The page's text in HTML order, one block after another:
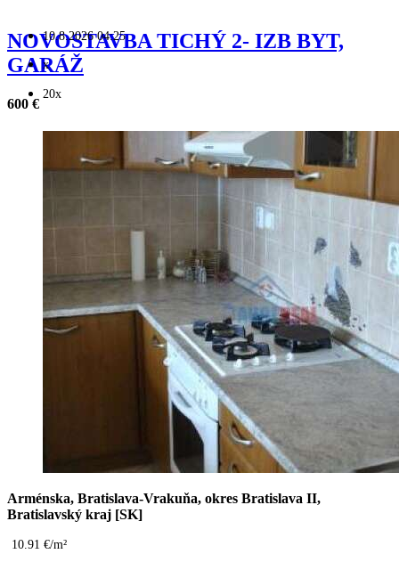
10.8.2026 04:25
x
20x
NOVOSTAVBA TICHÝ 2- IZB BYT,
GARÁŽ
600 €
Arménska, Bratislava-Vrakuňa, okres Bratislava II,
Bratislavský kraj [SK]
10.91 €/m²